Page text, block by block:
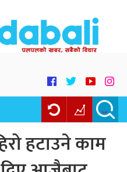
हटाउने काम